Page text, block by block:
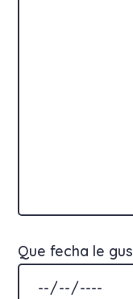
Que fecha le